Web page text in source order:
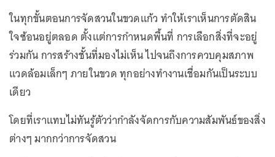
ในทุกขั้นตอนการจัดสวนในขวดแก้ว ทำให้เราเห็นการตัดสิน
ใจซ้อนอยู่ตลอด ตั้งแต่การกำหนดพื้นที่ การเลือกสิ่งที่จะอยู่
ร่วมกัน การสร้างชั้นที่มองไม่เห็น ไปจนถึงการควบคุมสภาพ
แวดล้อมเล็กๆ ภายในขวด ทุกอย่างทำงานเชื่อมกันเป็นระบบ
เดียว
โดยที่เราแทบไม่ทันรู้ตัวว่ากำลังจัดการกับความสัมพันธ์ของสิ่ง
ต่างๆ มากกว่าการจัดสวน